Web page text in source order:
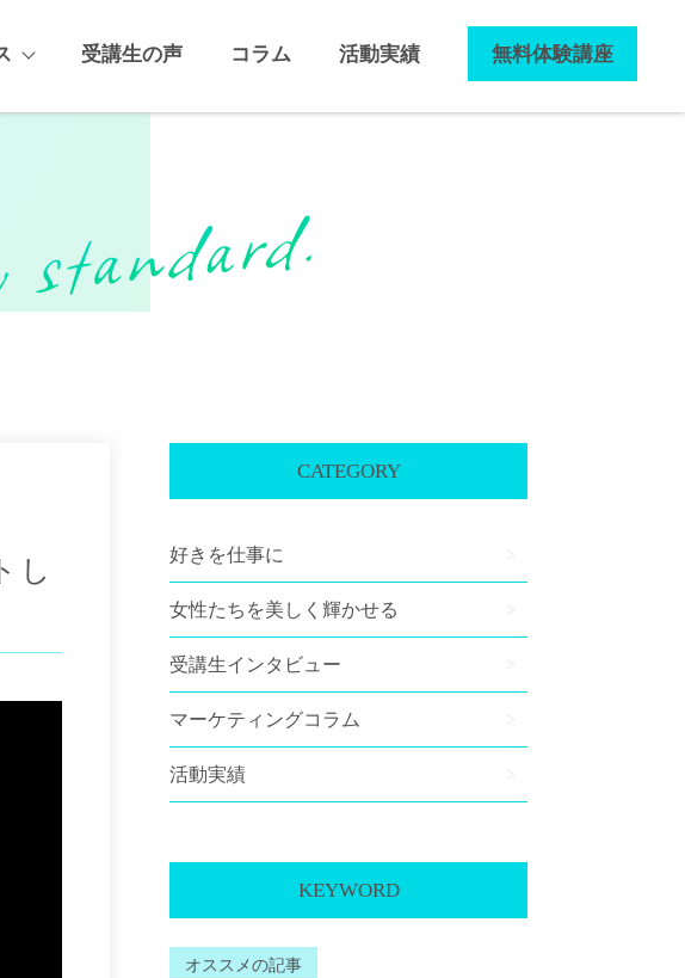
受講生の声 コラム 活動実績 無料体験講座
し
CATEGORY
好きを仕事に
女性たちを美しく輝かせる
受講生インタビュー
マーケティングコラム
活動実績
KEYWORD
オススメの記事